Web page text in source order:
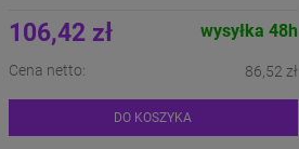
106,42 zł
Cena netto: 86,52 zł
wysyłka 48h
DO KOSZYKA